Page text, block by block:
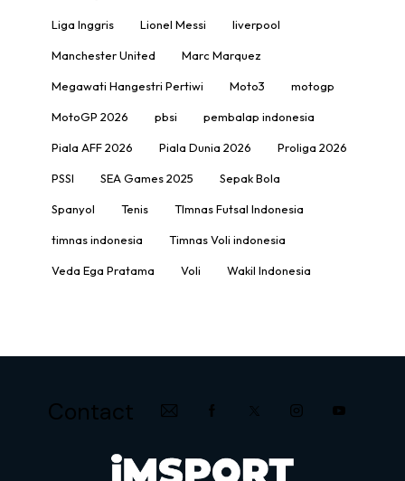
Liga Inggris Lionel Messi liverpool
Manchester United Marc Marquez
Megawati Hangestri Pertiwi Moto3 motogp
MotoGP 2026 pbsi pembalap indonesia
Piala AFF 2026 Piala Dunia 2026 Proliga 2026
PSSI SEA Games 2025 Sepak Bola
Spanyol Tenis TImnas Futsal Indonesia
timnas indonesia Timnas Voli indonesia
Veda Ega Pratama Voli Wakil Indonesia
Contact